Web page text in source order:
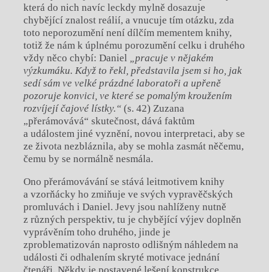
která do nich navíc leckdy mylně dosazuje
chybějící znalost reálií, a vnucuje tím otázku, zda
toto neporozumění není dílčím mementem knihy,
totiž že nám k úplnému porozumění celku i druhého
vždy něco chybí: Daniel „pracuje v nějakém
výzkumáku. Když to řekl, představila jsem si ho, jak
sedí sám ve velké prázdné laboratoři a upřeně
pozoruje konvici, ve které se pomalým kroužením
rozvíjejí čajové lístky.“ (s. 42) Zuzana
„přerámovává“ skutečnost, dává faktům
a událostem jiné vyznění, novou interpretaci, aby se
ze života nezbláznila, aby se mohla zasmát něčemu,
čemu by se normálně nesmála.
Ono přerámovávání se stává leitmotivem knihy
a vzorňácky ho zmiňuje ve svých vypravěčských
promluvách i Daniel. Jevy jsou nahlíženy nutně
z různých perspektiv, tu je chybějící výjev doplněn
vyprávěním toho druhého, jinde je
zproblematizován naprosto odlišným náhledem na
události či odhalením skryté motivace jednání